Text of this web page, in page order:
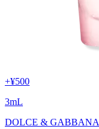
+¥500
3mL
DOLCE & GABBANA